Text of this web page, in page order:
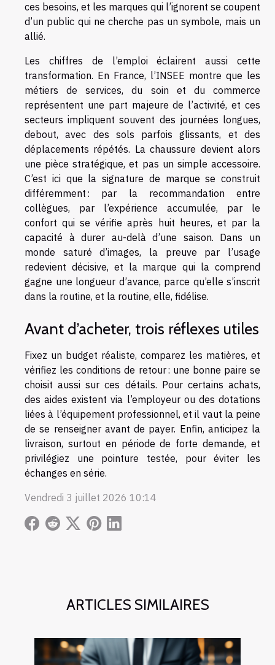
ARTICLES SIMILAIRES
ces besoins, et les marques qui l’ignorent se coupent
d’un public qui ne cherche pas un symbole, mais un
allié.
Les chiffres de l’emploi éclairent aussi cette
transformation. En France, l’INSEE montre que les
métiers de services, du soin et du commerce
représentent une part majeure de l’activité, et ces
secteurs impliquent souvent des journées longues,
debout, avec des sols parfois glissants, et des
déplacements répétés. La chaussure devient alors
une pièce stratégique, et pas un simple accessoire.
C’est ici que la signature de marque se construit
différemment : par la recommandation entre
collègues, par l’expérience accumulée, par le
confort qui se vérifie après huit heures, et par la
capacité à durer au-delà d’une saison. Dans un
monde saturé d’images, la preuve par l’usage
redevient décisive, et la marque qui la comprend
gagne une longueur d’avance, parce qu’elle s’inscrit
dans la routine, et la routine, elle, fidélise.
Avant d’acheter, trois réflexes utiles
Fixez un budget réaliste, comparez les matières, et
vérifiez les conditions de retour : une bonne paire se
choisit aussi sur ces détails. Pour certains achats,
des aides existent via l’employeur ou des dotations
liées à l’équipement professionnel, et il vaut la peine
de se renseigner avant de payer. Enfin, anticipez la
livraison, surtout en période de forte demande, et
privilégiez une pointure testée, pour éviter les
échanges en série.
Vendredi 3 juillet 2026 10:14